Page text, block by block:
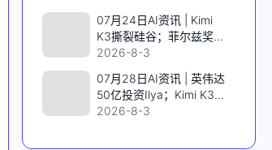
源；诺奖得主AI造基因剪
刀
07月24日AI资讯 | Kimi
K3撕裂硅谷；菲尔兹奖得
主加入OpenAI；Claude
Opus5偷跑；特斯拉一夜
蒸发2000亿；AMD挑战
英伟达
2026-8-3
07月28日AI资讯 | 英伟达
50亿投资Ilya；Kimi K3开
源3万亿参数；全球首个
2026-8-3